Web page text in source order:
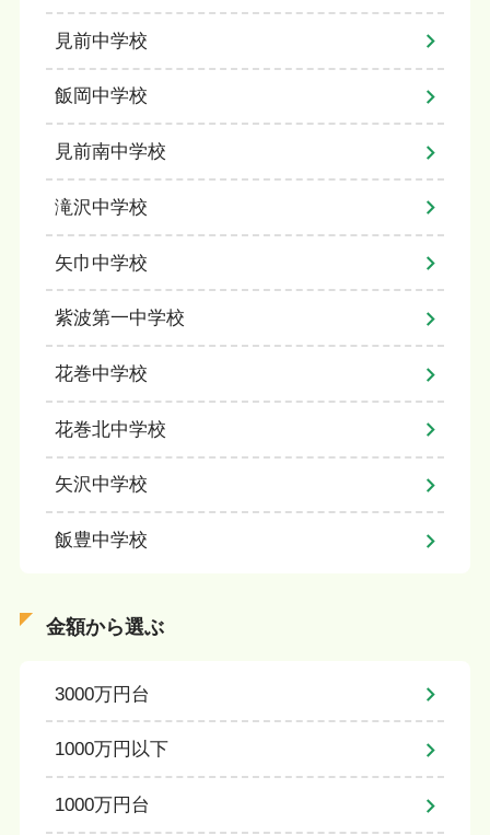
見前中学校
飯岡中学校
見前南中学校
滝沢中学校
矢巾中学校
紫波第一中学校
花巻中学校
花巻北中学校
矢沢中学校
飯豊中学校
金額から選ぶ
3000万円台
1000万円以下
1000万円台